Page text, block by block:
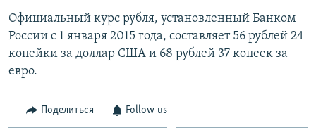
Официальный курс рубля, установленный Банком
России с 1 января 2015 года, составляет 56 рублей 24
копейки за доллар США и 68 рублей 37 копеек за
евро.
Поделиться Follow us